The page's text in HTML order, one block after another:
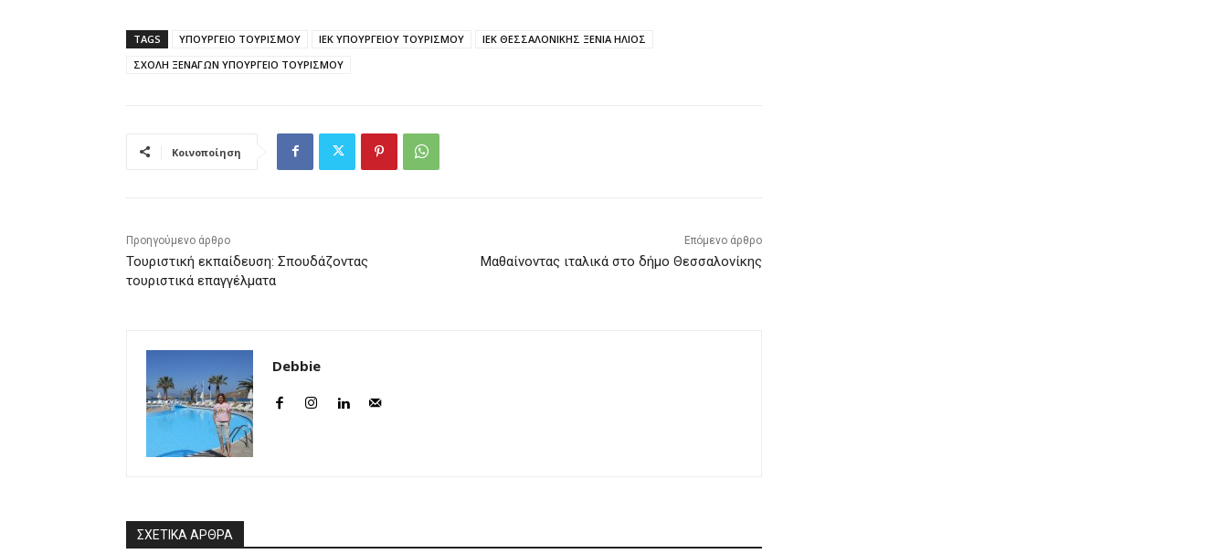
TAGS ΥΠΟΥΡΓΕΙΟ ΤΟΥΡΙΣΜΟΥ ΙΕΚ ΥΠΟΥΡΓΕΙΟΥ ΤΟΥΡΙΣΜΟΥ
ΙΕΚ ΘΕΣΣΑΛΟΝΙΚΗΣ ΞΕΝΙΑ ΗΛΙΟΣ
ΣΧΟΛΗ ΞΕΝΑΓΩΝ ΥΠΟΥΡΓΕΙΟ ΤΟΥΡΙΣΜΟΥ
Κοινοποίηση
Προηγούμενο άρθρο
Τουριστική εκπαίδευση: Σπουδάζοντας
τουριστικά επαγγέλματα
Επόμενο άρθρο
Μαθαίνοντας ιταλικά στο δήμο Θεσσαλονίκης
Debbie
ΣΧΕΤΙΚΑ ΑΡΘΡΑ